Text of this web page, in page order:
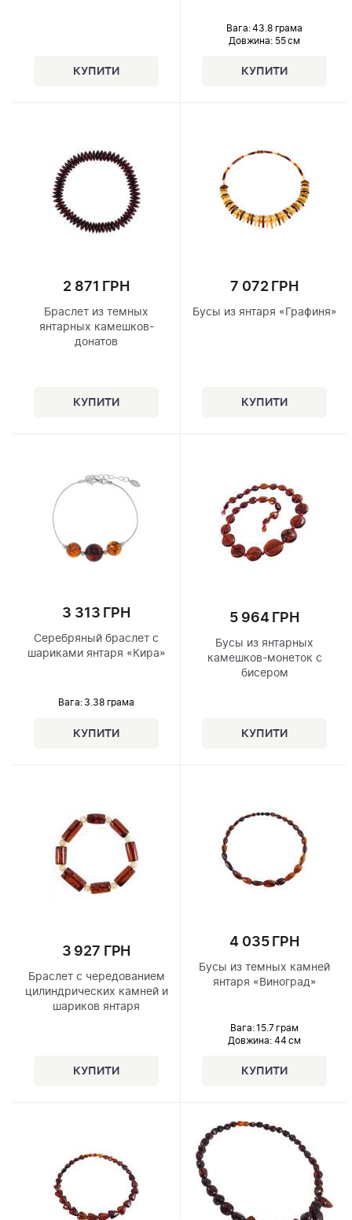
Вага: 43.8 грама
Довжина:55 см
2 871 ГРН
Браслет из темных
янтарных камешков-
донатов
7 072 ГРН
Бусы из янтаря «Графиня»
3 313 ГРН
Серебряный браслет с
шариками янтаря «Кира»
Вага: 3.38 грама
5 964 ГРН
Бусы из янтарных
камешков-монеток с
бисером
3 927 ГРН
Браслет с чередованием
цилиндрических камней и
шариков янтаря
4 035 ГРН
Бусы из темных камней
янтаря «Виноград»
Вага: 15.7 грам
Довжина:44 см